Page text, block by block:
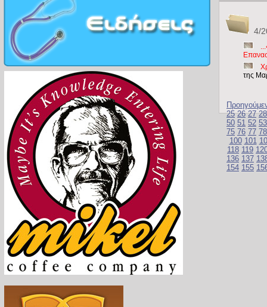
4/
της
25 26 27 28
50 51 52 53
75 76 77 78
100 101
118 119
136 137
154 155